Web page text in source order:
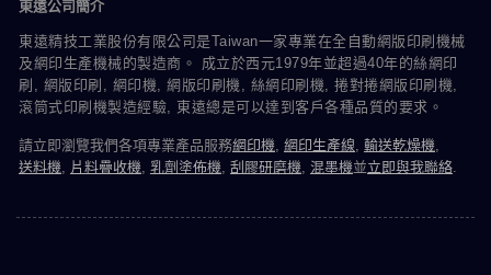
東遠公司簡介
東遠精技工業股份有限公司是Taiwan一家專業在全自動網版印刷機械
及網印生產機械的製造商。 成立於西元1979年並超過40年的絲網印
刷, 網版印刷, 網印機, 網版印刷機, 絲網印刷機, 捲對捲網版印刷機,
滾筒式印刷機製造經驗, 東遠總是可以達到客戶各種品質的要求。
請立即瀏覽我們各項專業產品服務網印機 網印生產線 輸送乾燥機
送料機
片料疊收機 乳劑塗佈機 刮膠研磨機 混墨機並立即與我聯絡